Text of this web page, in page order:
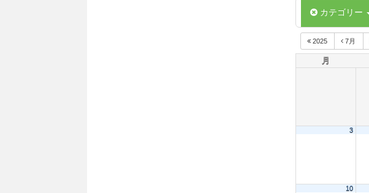
カテゴリー
2025 7月
月
3
10